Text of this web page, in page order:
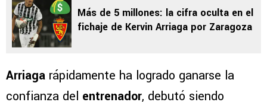
Más de 5 millones: la cifra oculta en el
fichaje de Kervin Arriaga por Zaragoza
Arriaga rápidamente ha logrado ganarse la
confianza del entrenador, debutó siendo